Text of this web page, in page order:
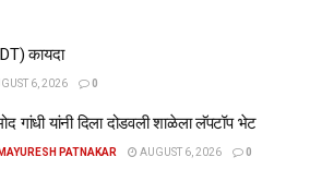
कायदा
6, 2026 0
गांधी यांनी दिला दोडवली शाळेला लॅपटॉप भेट
MAYURESH PATNAKAR AUGUST 6, 2026 0